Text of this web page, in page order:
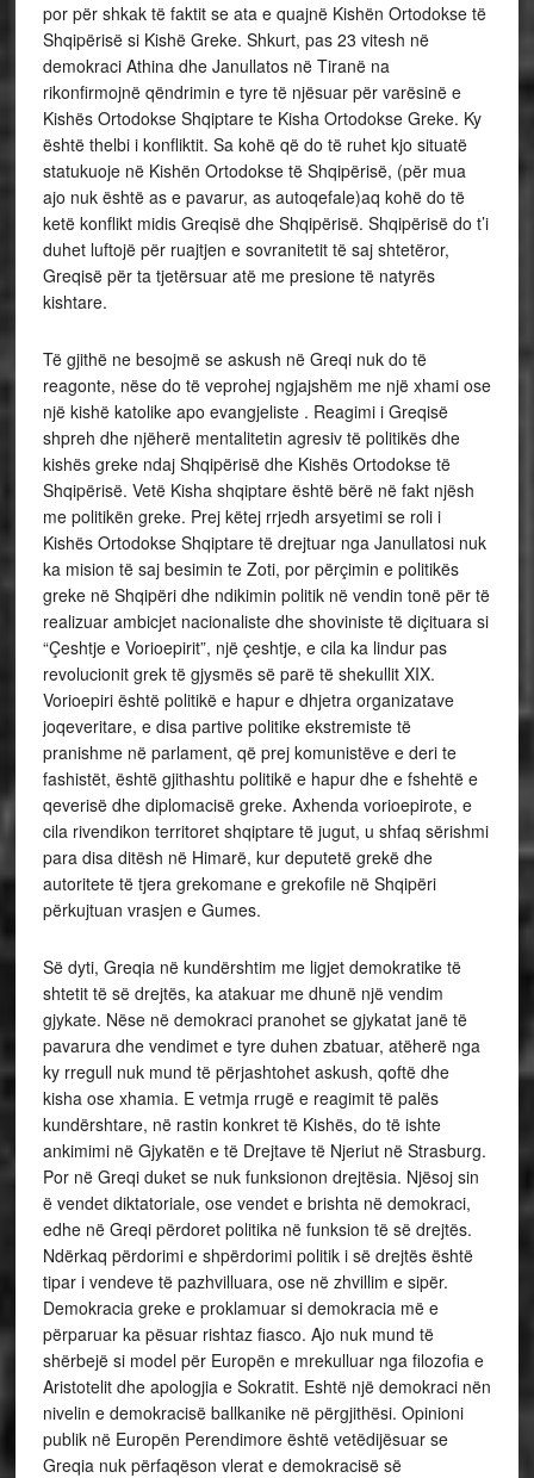
por për shkak të faktit se ata e quajnë Kishën Ortodokse të
Shqipërisë si Kishë Greke. Shkurt, pas 23 vitesh në
demokraci Athina dhe Janullatos në Tiranë na
rikonfirmojnë qëndrimin e tyre të njësuar për varësinë e
Kishës Ortodokse Shqiptare te Kisha Ortodokse Greke. Ky
është thelbi i konfliktit. Sa kohë që do të ruhet kjo situatë
statukuoje në Kishën Ortodokse të Shqipërisë, (për mua
ajo nuk është as e pavarur, as autoqefale)aq kohë do të
ketë konflikt midis Greqisë dhe Shqipërisë. Shqipërisë do t’i
duhet luftojë për ruajtjen e sovranitetit të saj shtetëror,
Greqisë për ta tjetërsuar atë me presione të natyrës
kishtare.
Të gjithë ne besojmë se askush në Greqi nuk do të
reagonte, nëse do të veprohej ngjajshëm me një xhami ose
një kishë katolike apo evangjeliste . Reagimi i Greqisë
shpreh dhe njëherë mentalitetin agresiv të politikës dhe
kishës greke ndaj Shqipërisë dhe Kishës Ortodokse të
Shqipërisë. Vetë Kisha shqiptare është bërë në fakt njësh
me politikën greke. Prej këtej rrjedh arsyetimi se roli i
Kishës Ortodokse Shqiptare të drejtuar nga Janullatosi nuk
ka mision të saj besimin te Zoti, por përçimin e politikës
greke në Shqipëri dhe ndikimin politik në vendin tonë për të
realizuar ambicjet nacionaliste dhe shoviniste të diçituara si
“Çeshtje e Vorioepirit”, një çeshtje, e cila ka lindur pas
revolucionit grek të gjysmës së parë të shekullit XIX.
Vorioepiri është politikë e hapur e dhjetra organizatave
joqeveritare, e disa partive politike ekstremiste të
pranishme në parlament, që prej komunistëve e deri te
fashistët, është gjithashtu politikë e hapur dhe e fshehtë e
qeverisë dhe diplomacisë greke. Axhenda vorioepirote, e
cila rivendikon territoret shqiptare të jugut, u shfaq sërishmi
para disa ditësh në Himarë, kur deputetë grekë dhe
autoritete të tjera grekomane e grekofile në Shqipëri
përkujtuan vrasjen e Gumes.
Së dyti, Greqia në kundërshtim me ligjet demokratike të
shtetit të së drejtës, ka atakuar me dhunë një vendim
gjykate. Nëse në demokraci pranohet se gjykatat janë të
pavarura dhe vendimet e tyre duhen zbatuar, atëherë nga
ky rregull nuk mund të përjashtohet askush, qoftë dhe
kisha ose xhamia. E vetmja rrugë e reagimit të palës
kundërshtare, në rastin konkret të Kishës, do të ishte
ankimimi në Gjykatën e të Drejtave të Njeriut në Strasburg.
Por në Greqi duket se nuk funksionon drejtësia. Njësoj sin
ë vendet diktatoriale, ose vendet e brishta në demokraci,
edhe në Greqi përdoret politika në funksion të së drejtës.
Ndërkaq përdorimi e shpërdorimi politik i së drejtës është
tipar i vendeve të pazhvilluara, ose në zhvillim e sipër.
Demokracia greke e proklamuar si demokracia më e
përparuar ka pësuar rishtaz fiasco. Ajo nuk mund të
shërbejë si model për Europën e mrekulluar nga filozofia e
Aristotelit dhe apologjia e Sokratit. Eshtë një demokraci nën
nivelin e demokracisë ballkanike në përgjithësi. Opinioni
publik në Europën Perendimore është vetëdijësuar se
Greqia nuk përfaqëson vlerat e demokracisë së